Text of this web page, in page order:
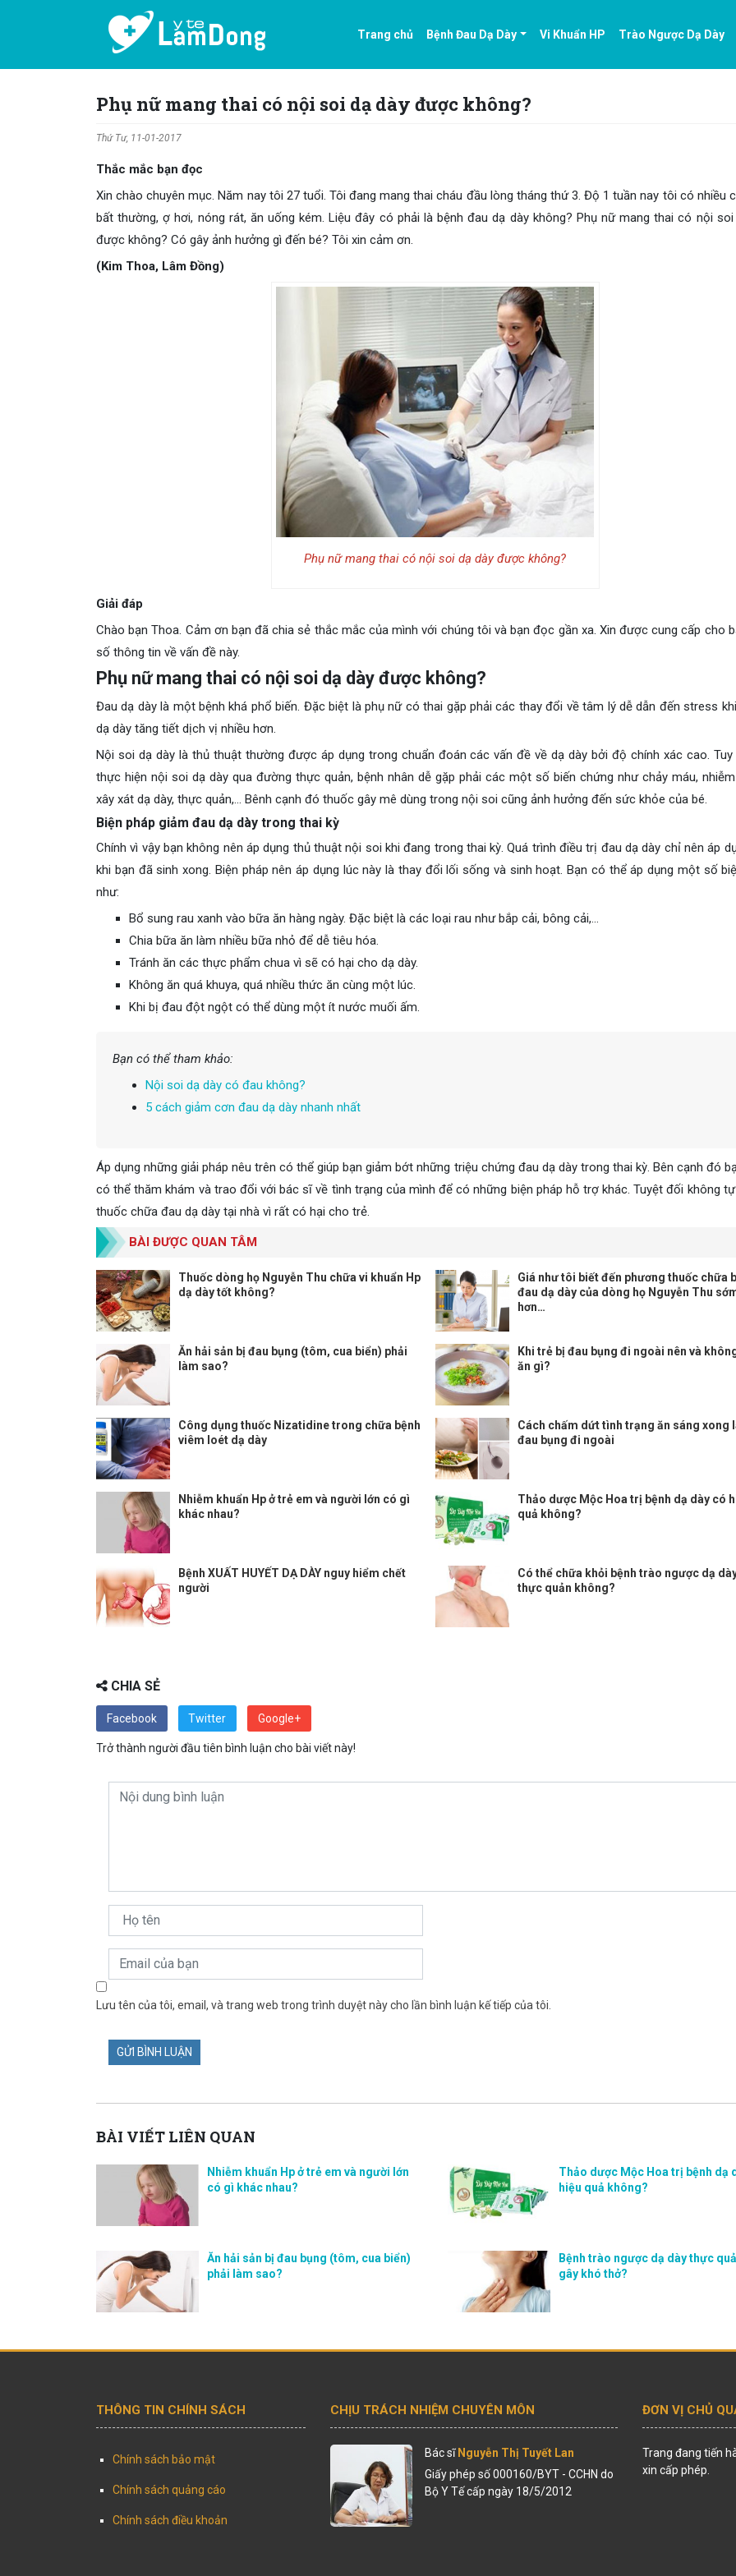
Trang chủ Bệnh Đau Dạ Dày Vi Khuẩn HP Trào Ngược Dạ Dày
Phụ nữ mang thai có nội soi dạ dày được không?
Thứ Tư, 11-01-2017
Thắc mắc bạn đọc
Xin chào chuyên mục. Năm nay tôi 27 tuổi. Tôi đang mang thai cháu đầu lòng tháng thứ 3. Độ 1 tuần nay tôi có nhiều
bất thường, ợ hơi, nóng rát, ăn uống kém. Liệu đây có phải là bệnh đau dạ dày không? Phụ nữ mang thai có nội soi
được không? Có gây ảnh hưởng gì đến bé? Tôi xin cảm ơn.
(Kim Thoa, Lâm Đồng)
Phụ nữ mang thai có nội soi dạ dày được không?
Giải đáp
Chào bạn Thoa. Cảm ơn bạn đã chia sẻ thắc mắc của mình với chúng tôi và bạn đọc gần xa. Xin được cung cấp cho
số thông tin về vấn đề này.
Phụ nữ mang thai có nội soi dạ dày được không?
Đau dạ dày là một bệnh khá phổ biến. Đặc biệt là phụ nữ có thai gặp phải các thay đổi về tâm lý dễ dẫn đến stress
dạ dày tăng tiết dịch vị nhiều hơn.
Nội soi dạ dày là thủ thuật thường được áp dụng trong chuẩn đoán các vấn đề về dạ dày bởi độ chính xác cao. Tuy
thực hiện nội soi dạ dày qua đường thực quản, bệnh nhân dễ gặp phải các một số biến chứng như chảy máu, nhiễm
xây xát dạ dày, thực quản,… Bênh cạnh đó thuốc gây mê dùng trong nội soi cũng ảnh hưởng đến sức khỏe của bé.
Biện pháp giảm đau dạ dày trong thai kỳ
Chính vì vậy bạn không nên áp dụng thủ thuật nội soi khi đang trong thai kỳ. Quá trình điều trị đau dạ dày chỉ nên áp
khi bạn đã sinh xong. Biện pháp nên áp dụng lúc này là thay đổi lối sống và sinh hoạt. Bạn có thể áp dụng một số
như:
Bổ sung rau xanh vào bữa ăn hàng ngày. Đặc biệt là các loại rau như bắp cải, bông cải,…
Chia bữa ăn làm nhiều bữa nhỏ để dễ tiêu hóa.
Tránh ăn các thực phẩm chua vì sẽ có hại cho dạ dày.
Không ăn quá khuya, quá nhiều thức ăn cùng một lúc.
Khi bị đau đột ngột có thể dùng một ít nước muối ấm.
Bạn có thể tham khảo:
Nội soi dạ dày có đau không?
5 cách giảm cơn đau dạ dày nhanh nhất
Áp dụng những giải pháp nêu trên có thể giúp bạn giảm bớt những triệu chứng đau dạ dày trong thai kỳ. Bên cạnh đó
có thể thăm khám và trao đổi với bác sĩ về tình trạng của mình để có những biện pháp hỗ trợ khác. Tuyệt đối không tự
thuốc chữa đau dạ dày tại nhà vì rất có hại cho trẻ.
BÀI ĐƯỢC QUAN TÂM
Thuốc dòng họ Nguyễn Thu chữa vi khuẩn Hp
dạ dày tốt không?
Giá như tôi biết đến phương thuốc chữa
đau dạ dày của dòng họ Nguyễn Thu
hơn…
Ăn hải sản bị đau bụng (tôm, cua biển) phải
làm sao?
Khi trẻ bị đau bụng đi ngoài nên và
ăn gì?
Công dụng thuốc Nizatidine trong chữa bệnh
viêm loét dạ dày
Cách chấm dứt tình trạng ăn sáng xong
đau bụng đi ngoài
Nhiễm khuẩn Hp ở trẻ em và người lớn có gì
khác nhau?
Thảo dược Mộc Hoa trị bệnh dạ dày có
quả không?
Bệnh XUẤT HUYẾT DẠ DÀY nguy hiểm chết
người
Có thể chữa khỏi bệnh trào ngược dạ
thực quản không?
CHIA SẺ
Facebook Twitter Google+
Trở thành người đầu tiên bình luận cho bài viết này!
Lưu tên của tôi, email, và trang web trong trình duyệt này cho lần bình luận kế tiếp của tôi.
BÀI VIẾT LIÊN QUAN
Nhiễm khuẩn Hp ở trẻ em và người lớn
có gì khác nhau?
Thảo dược Mộc Hoa trị bệnh dạ
hiệu quả không?
Ăn hải sản bị đau bụng (tôm, cua biển)
phải làm sao?
Bệnh trào ngược dạ dày thực
gây khó thở?
THÔNG TIN CHÍNH SÁCH
Chính sách bảo mật
Chính sách quảng cáo
Chính sách điều khoản
CHỊU TRÁCH NHIỆM CHUYÊN MÔN
Bác sĩ Nguyễn Thị Tuyết Lan
Giấy phép số 000160/BYT - CCHN do
Bộ Y Tế cấp ngày 18/5/2012
ĐƠN VỊ CHỦ
Trang đang tiến
xin cấp phép.